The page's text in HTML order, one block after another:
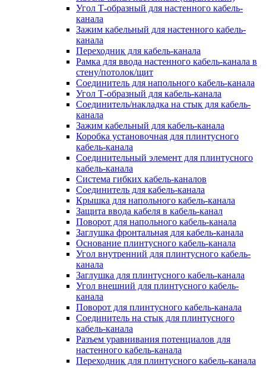
Угол Т-образный для настенного кабель-
канала
Зажим кабельный для настенного кабель-
канала
Переходник для кабель-канала
Рамка для ввода настенного кабель-канала в
стену/потолок/щит
Соединитель для напольного кабель-канала
Угол Т-образный для кабель-канала
Соединитель/накладка на стык для кабель-
канала
Зажим кабельный для кабель-канала
Коробка установочная для плинтусного
кабель-канала
Соединительный элемент для плинтусного
кабель-канала
Система гибких кабель-каналов
Соединитель для кабель-канала
Крышка для напольного кабель-канала
Защита ввода кабеля в кабель-канал
Поворот для напольного кабель-канала
Заглушка фронтальная для кабель-канала
Основание плинтусного кабель-канала
Угол внутренний для плинтусного кабель-
канала
Заглушка для плинтусного кабель-канала
Угол внешний для плинтусного кабель-
канала
Поворот для плинтусного кабель-канала
Соединитель на стык для плинтусного
кабель-канала
Разъем уравнивания потенциалов для
настенного кабель-канала
Переходник для плинтусного кабель-канала